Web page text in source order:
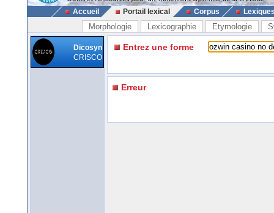
Accueil Portail lexical Corpus
Morphologie Lexicographie Etymologie
Dicosyn
CRISCO
Entrez une forme
Erreur